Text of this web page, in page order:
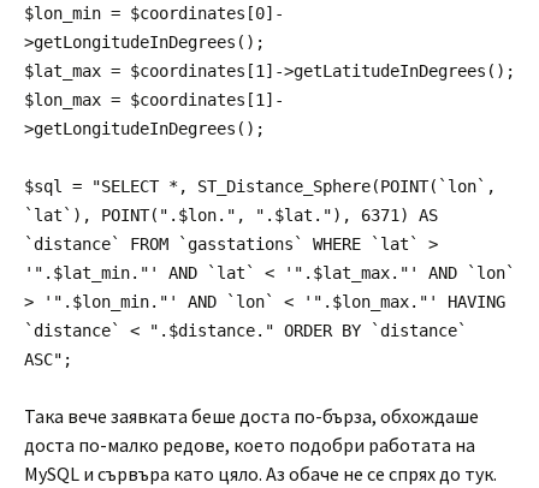
$lon_min = $coordinates[0]-
>getLongitudeInDegrees();
$lat_max = $coordinates[1]->getLatitudeInDegrees();
$lon_max = $coordinates[1]-
>getLongitudeInDegrees();
$sql = "SELECT *, ST_Distance_Sphere(POINT(`lon`,
`lat`), POINT(".$lon.", ".$lat."), 6371) AS
`distance` FROM `gasstations` WHERE `lat` >
'".$lat_min."' AND `lat` < '".$lat_max."' AND `lon`
> '".$lon_min."' AND `lon` < '".$lon_max."' HAVING
`distance` < ".$distance." ORDER BY `distance`
ASC";
Така вече заявката беше доста по-бърза, обхождаше
доста по-малко редове, което подобри работата на
MySQL и сървъра като цяло. Аз обаче не се спрях до тук.